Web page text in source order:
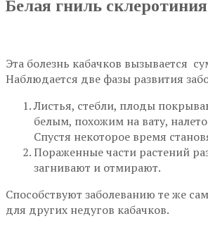
Белая гниль склеротиния
Эта болезнь кабачков вызывается
Наблюдается две фазы развития
Листья, стебли, плоды
белым, похожим на вату,
Спустя некоторое время
Пораженные части растений
загнивают и отмирают.
Способствуют заболеванию те же
для других недугов кабачков.